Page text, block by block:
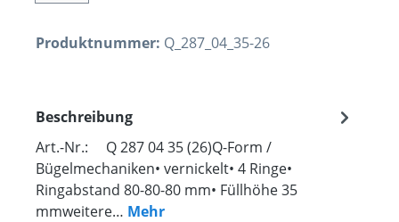
Produktnummer: Q_287_04_35-26
Beschreibung
Art.-Nr.: Q 287 04 35 (26)Q-Form /
Bügelmechaniken• vernickelt• 4 Ringe•
Ringabstand 80-80-80 mm• Füllhöhe 35
mmweitere… Mehr